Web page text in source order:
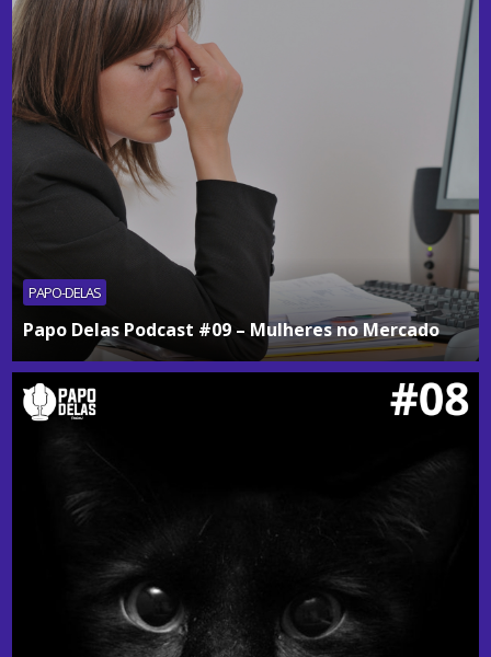
PAPO-DELAS
Papo Delas Podcast #09 – Mulheres no Mercado